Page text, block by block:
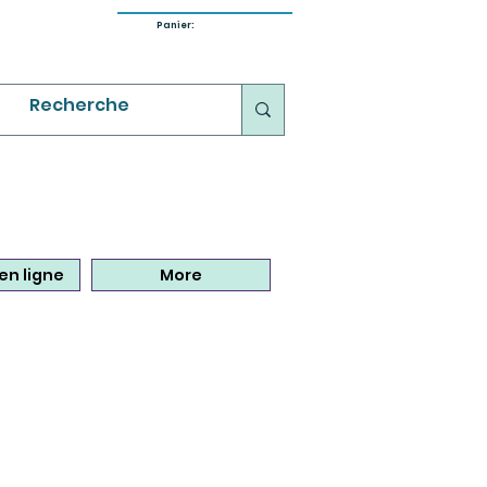
Panier:
ligne More